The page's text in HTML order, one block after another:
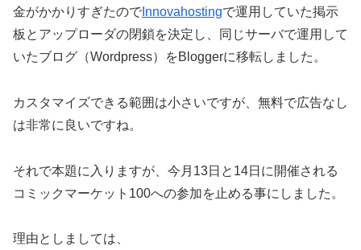
金がかかりすぎたので Innovahostingで運用していた掲示
板とアップローダの閉鎖を決定し、同じサーバで運用して
いたブログ（Wordpress）をBloggerに移転しました。
カスタマイズできる範囲は小さいですが、無料で広告なし
は非常に良いですね。
それで本題に入りますが、今月13日と14日に開催される
コミックマーケット100への参加を止める事にしました。
理由としましては、